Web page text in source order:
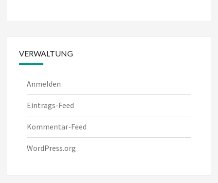
VERWALTUNG
Anmelden
Eintrags-Feed
Kommentar-Feed
WordPress.org